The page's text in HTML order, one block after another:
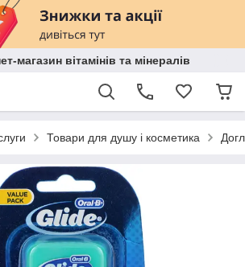
магазин вітамінів та мінералів
Товари для душу і косметика